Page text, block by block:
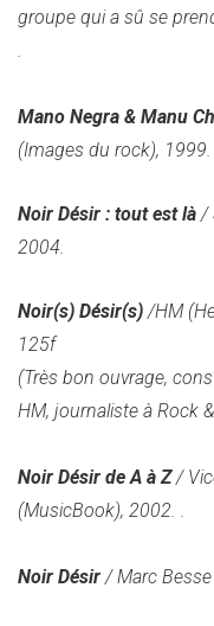
groupe qui a sû se
.
Mano Negra & Manu
(Images du rock), 1999.
Noir Désir : tout est là /
2004.
Noir(s) Désir(s) /HM
125f
(Très bon ouvrage,
HM, journaliste à Rock
Noir Désir de A à Z/
(MusicBook), 2002. .
Noir Désir / Marc